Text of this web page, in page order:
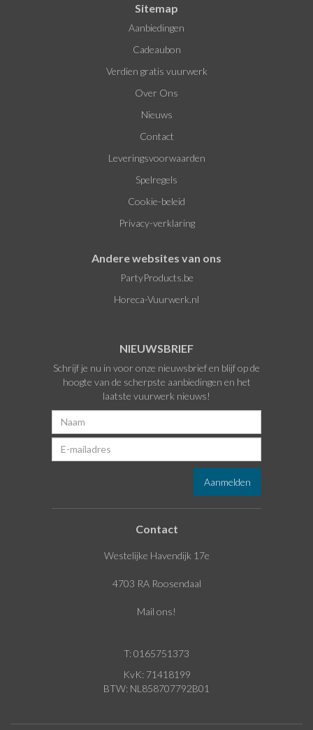
Sitemap
Aanbiedingen
Cadeaubon
Verdien gratis vuurwerk
Over Ons
Nieuws
Contact
Leveringsvoorwaarden
Spelregels
Cookie-beleid
Privacy-verklaring
Andere websites van ons
PartyProducts.be
Horeca-Vuurwerk.nl
NIEUWSBRIEF
Schrijf je nu in voor onze nieuwsbrief en blijf op de
hoogte van de scherpste aanbiedingen en het
laatste vuurwerk nieuws!
Contact
Westelijke Havendijk 17e
4703 RA Roosendaal
Mail ons!
T: 0165751373
KvK: 71418199
BTW: NL858707792B01